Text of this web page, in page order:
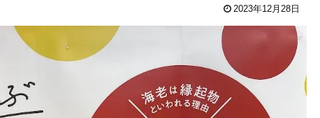
2023年12月28日